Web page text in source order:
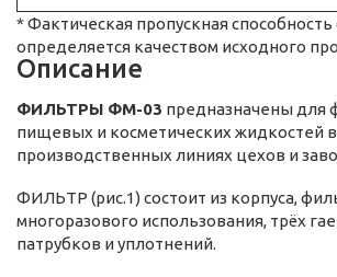
* Фактическая пропускная
определяется качеством исходного
Описание
ФИЛЬТРЫ ФМ-03 предназначены для
пищевых и косметических жидкостей в
производственных линиях цехов и
ФИЛЬТР (рис.1) состоит из корпуса,
многоразового использования, трёх
патрубков и уплотнений.